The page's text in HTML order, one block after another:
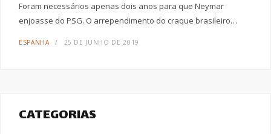
Foram necessários apenas dois anos para que Neymar
enjoasse do PSG. O arrependimento do craque brasileiro…
ESPANHA 25 DE JUNHO DE 2019
CATEGORIAS